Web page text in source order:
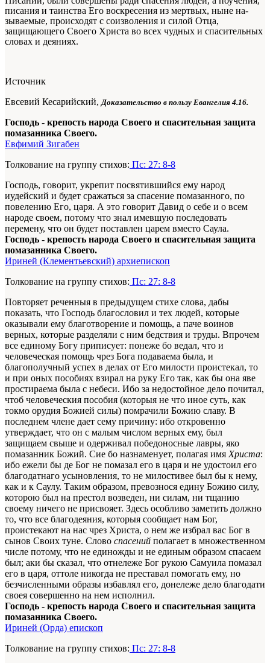
писания и таинства Его воскресения из мертвых, ныне на­
зываемые, происходят с соизволения и силой Отца,
защищающего Своего Христа во всех чудных и спаситель­ных
словах и деяниях.
Источник
Евсевий Кесарийский, Доказательство в пользу Евангелия 4.16.
Господь - крепость народа Своего и спасительная защита
помазанника Своего.
Евфимий Зигабен
Толкование на группу стихов: Пс: 27: 8-8
Господь, говорит, укрепит посвятившийся ему народ
иудейский и будет сражаться за спасение помазанного, по
повелению Его, царя. А это говорит Давид о себе и о всем
народе своем, потому что знал имевшую последовать
перемену, что он будет поставлен царем вместо Саула.
Господь - крепость народа Своего и спасительная защита
помазанника Своего.
Ириней (Клементьевский) архиепископ
Толкование на группу стихов: Пс: 27: 8-8
Повторяет реченныя в предыдущем стихе слова, дабы
показать, что Господь благословил и тех людей, которые
оказывали ему благотворение и помощь, а паче воинов
верных, которые разделяли с ним бедствия и труды. Впрочем
все единому Богу приписует: понеже бо ведал, что и
человеческая помощь чрез Бога подаваема была, и
благополучный успех в делах от Его милости проистекал, то
и при оных пособиях взирал на руку Его так, как бы она яве
простираема была с небеси. Ибо за недостойное дело почитал,
чтоб человеческия пособия (которыя не что иное суть, как
токмо орудия Божией силы) помрачили Божию славу. В
последнем члене дает сему причину: ибо откровенно
утверждает, что он с малым числом верных ему, был
защищаем свыше и одерживал победоносные лавры, яко
помазанник Божий. Сие бо назнаменует, полагая имя Христа:
ибо ежели бы де Бог не помазал его в царя и не удостоил его
благодатнаго усыновления, то не милостивее был бы к нему,
как и к Саулу. Таким образом, превознося едину Божию силу,
которою был на престол возведен, ни силам, ни тщанию
своему ничего не присвояет. Здесь особливо заметить должно
то, что все благодеяния, которыя сообщает нам Бог,
проистекают на нас чрез Христа, о нем же избрал вас Бог в
сынов Своих туне. Слово спасений полагает в множественном
числе потому, что не единожды и не единым образом спасаем
был; аки бы сказал, что отнележе Бог рукою Самуила помазал
его в царя, оттоле никогда не преставал помогать ему, но
безчисленными образы избавлял его, донележе дело благодати
своея совершенно на нем исполнил.
Господь - крепость народа Своего и спасительная защита
помазанника Своего.
Ириней (Орда) епископ
Толкование на группу стихов: Пс: 27: 8-8